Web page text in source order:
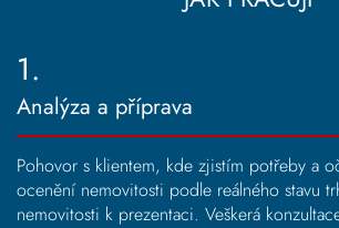
1.
Analýza a příprava
Pohovor s klientem, kde zjistím potřeby a
ocenění nemovitosti podle reálného stavu
nemovitosti k prezentaci. Veškerá